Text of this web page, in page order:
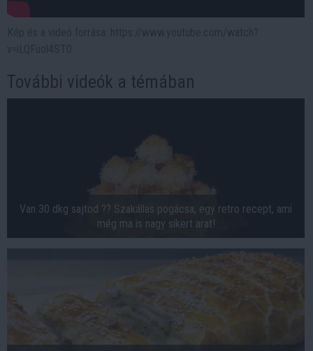
További videók a témában
Van 30 dkg sajtod ?? Szakállas pogácsa, egy retro recept, ami
még ma is nagy sikert arat!